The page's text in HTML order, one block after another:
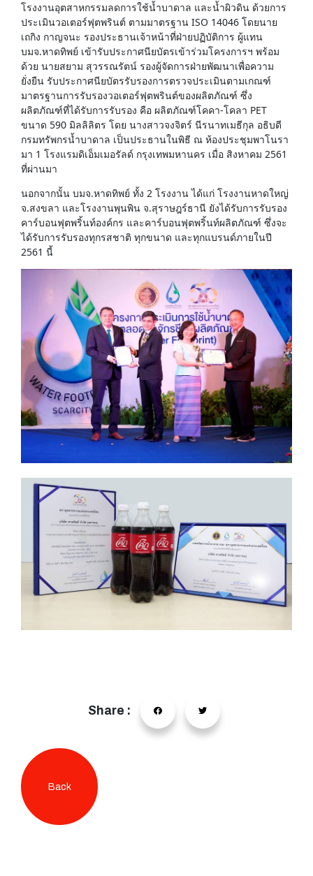
โรงงานอุตสาหกรรมลดการใช้น้ำบาดาล และน้ำผิวดิน ด้วยการ
ประเมินวอเตอร์ฟุตพรินต์ ตามมาตรฐาน ISO 14046 โดยนาย
เถกิง กาญจนะ รองประธานเจ้าหน้าที่ฝ่ายปฏิบัติการ ผู้แทน
บมจ.หาดทิพย์ เข้ารับประกาศนียบัตรเข้าร่วมโครงการฯ พร้อม
ด้วย นายสยาม สุวรรณรัตน์ รองผู้จัดการฝ่ายพัฒนาเพื่อความ
ยั่งยืน รับประกาศนียบัตรรับรองการตรวจประเมินตามเกณฑ์
มาตรฐานการรับรองวอเตอร์ฟุตพรินต์ของผลิตภัณฑ์ ซึ่ง
ผลิตภัณฑ์ที่ได้รับการรับรอง คือ ผลิตภัณฑ์โคคา-โคลา PET
ขนาด 590 มิลลิลิตร โดย นางสาวจงจิตร์ นีรนาทเมธีกุล อธิบดี
กรมทรัพกรน้ำบาดาล เป็นประธานในพิธี ณ ห้องประชุมพาโนรา
มา 1 โรงแรมดิเอ็มเมอรัลด์ กรุงเทพมหานคร เมื่อ สิงหาคม 2561
ที่ผ่านมา
นอกจากนั้น บมจ.หาดทิพย์ ทั้ง 2 โรงงาน ได้แก่ โรงงานหาดใหญ่
จ.สงขลา และโรงงานพุนพิน จ.สุราษฎร์ธานี ยังได้รับการรับรอง
คาร์บอนฟุตพริ้นท์องค์กร และคาร์บอนฟุตพริ้นท์ผลิตภัณฑ์ ซึ่งจะ
ได้รับการรับรองทุกรสชาติ ทุกขนาด และทุกแบรนด์ภายในปี
2561 นี้
Share :
Back